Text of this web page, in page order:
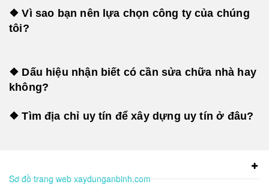
❖ Vì sao bạn nên lựa chọn công ty của chúng
tôi?
❖ Dấu hiệu nhận biết có cần sửa chữa nhà hay
không?
❖ Tìm địa chỉ uy tín để xây dựng uy tín ở đâu?
Sơ đồ trang web xaydunganbinh.com